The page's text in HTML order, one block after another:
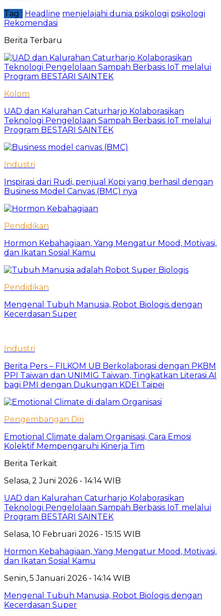
Tag : Headline menjelajahi dunia psikologi psikologi
Rekomendasi
Berita Terbaru
Kolom
UAD dan Kalurahan Caturharjo Kolaborasikan
Teknologi Pengelolaan Sampah Berbasis IoT melalui
Program BESTARI SAINTEK
Industri
Inspirasi dari Rudi, penjual Kopi yang berhasil dengan
Business Model Canvas (BMC) nya
Pendidikan
Hormon Kebahagiaan, Yang Mengatur Mood, Motivasi,
dan Ikatan Sosial Kamu
Pendidikan
Mengenal Tubuh Manusia, Robot Biologis dengan
Kecerdasan Super
Industri
Berita Pers – FILKOM UB Berkolaborasi dengan PKBM
PPI Taiwan dan UNIMIG Taiwan, Tingkatkan Literasi AI
bagi PMI dengan Dukungan KDEI Taipei
Pengembangan Diri
Emotional Climate dalam Organisasi, Cara Emosi
Kolektif Mempengaruhi Kinerja Tim
Berita Terkait
Selasa, 2 Juni 2026 - 14:14 WIB
UAD dan Kalurahan Caturharjo Kolaborasikan
Teknologi Pengelolaan Sampah Berbasis IoT melalui
Program BESTARI SAINTEK
Selasa, 10 Februari 2026 - 15:15 WIB
Hormon Kebahagiaan, Yang Mengatur Mood, Motivasi,
dan Ikatan Sosial Kamu
Senin, 5 Januari 2026 - 14:14 WIB
Mengenal Tubuh Manusia, Robot Biologis dengan
Kecerdasan Super